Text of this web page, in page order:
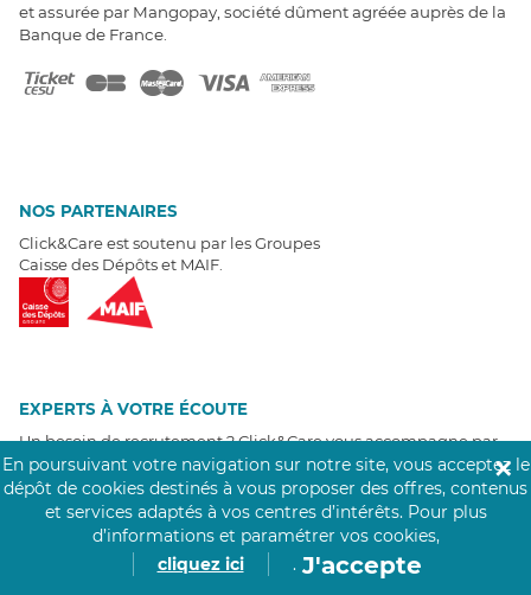
et assurée par Mangopay, société dûment agréée auprès de la
Banque de France.
NOS PARTENAIRES
Click&Care est soutenu par les Groupes
Caisse des Dépôts et MAIF.
EXPERTS À VOTRE ÉCOUTE
Un besoin de recrutement ? Click&Care vous accompagne par
téléphone 7/7.
Être rappelé aujourd'hui
MOIGNAGES CLIENTS
En poursuivant votre navigation sur notre site, vous acceptez le
dépôt de cookies destinés à vous proposer des offres, contenus
et services adaptés à vos centres d’intérêts. Pour plus
d’informations et paramétrer vos cookies,
cliquez ici
. J'accepte
✕